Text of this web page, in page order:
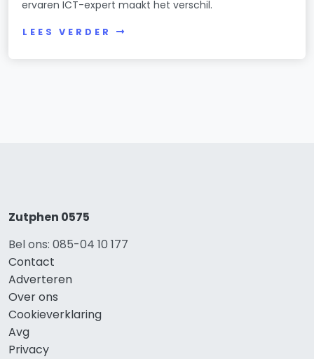
ervaren ICT-expert maakt het verschil.
LEES VERDER
Zutphen 0575
Bel ons: 085-04 10 177
Contact
Adverteren
Over ons
Cookieverklaring
Avg
Privacy